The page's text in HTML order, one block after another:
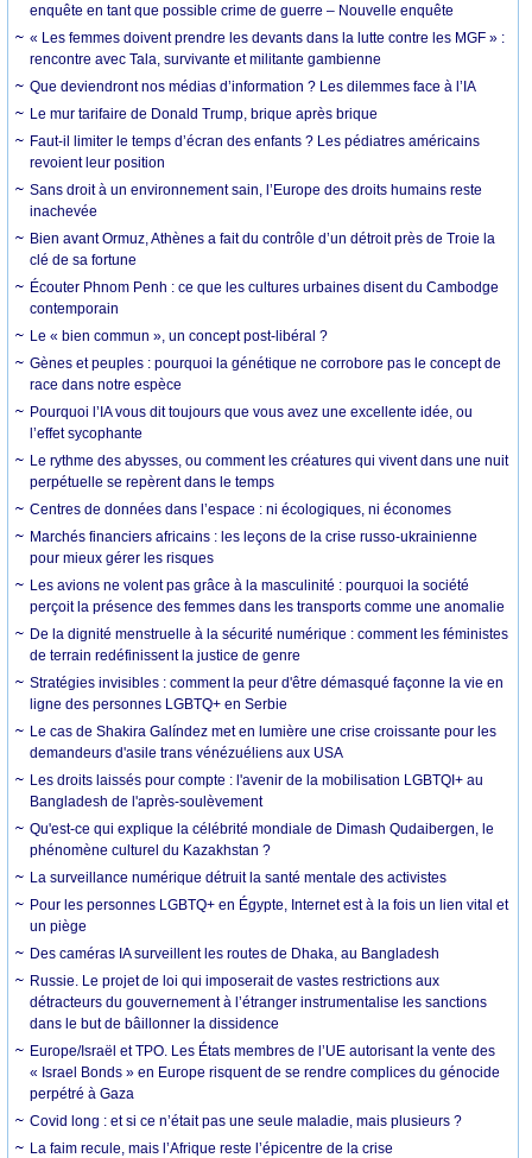
enquête en tant que possible crime de guerre – Nouvelle enquête
« Les femmes doivent prendre les devants dans la lutte contre les MGF » :
rencontre avec Tala, survivante et militante gambienne
Que deviendront nos médias d’information ? Les dilemmes face à l’IA
Le mur tarifaire de Donald Trump, brique après brique
Faut-il limiter le temps d’écran des enfants ? Les pédiatres américains
revoient leur position
Sans droit à un environnement sain, l’Europe des droits humains reste
inachevée
Bien avant Ormuz, Athènes a fait du contrôle d’un détroit près de Troie la
clé de sa fortune
Écouter Phnom Penh : ce que les cultures urbaines disent du Cambodge
contemporain
Le « bien commun », un concept post-libéral ?
Gènes et peuples : pourquoi la génétique ne corrobore pas le concept de
race dans notre espèce
Pourquoi l’IA vous dit toujours que vous avez une excellente idée, ou
l’effet sycophante
Le rythme des abysses, ou comment les créatures qui vivent dans une nuit
perpétuelle se repèrent dans le temps
Centres de données dans l’espace : ni écologiques, ni économes
Marchés financiers africains : les leçons de la crise russo-ukrainienne
pour mieux gérer les risques
Les avions ne volent pas grâce à la masculinité : pourquoi la société
perçoit la présence des femmes dans les transports comme une anomalie
De la dignité menstruelle à la sécurité numérique : comment les féministes
de terrain redéfinissent la justice de genre
Stratégies invisibles : comment la peur d'être démasqué façonne la vie en
ligne des personnes LGBTQ+ en Serbie
Le cas de Shakira Galíndez met en lumière une crise croissante pour les
demandeurs d'asile trans vénézuéliens aux USA
Les droits laissés pour compte : l'avenir de la mobilisation LGBTQI+ au
Bangladesh de l'après-soulèvement
Qu'est-ce qui explique la célébrité mondiale de Dimash Qudaibergen, le
phénomène culturel du Kazakhstan ?
La surveillance numérique détruit la santé mentale des activistes
Pour les personnes LGBTQ+ en Égypte, Internet est à la fois un lien vital et
un piège
Des caméras IA surveillent les routes de Dhaka, au Bangladesh
Russie. Le projet de loi qui imposerait de vastes restrictions aux
détracteurs du gouvernement à l’étranger instrumentalise les sanctions
dans le but de bâillonner la dissidence
Europe/Israël et TPO. Les États membres de l’UE autorisant la vente des
« Israel Bonds » en Europe risquent de se rendre complices du génocide
perpétré à Gaza
Covid long : et si ce n’était pas une seule maladie, mais plusieurs ?
La faim recule, mais l’Afrique reste l’épicentre de la crise